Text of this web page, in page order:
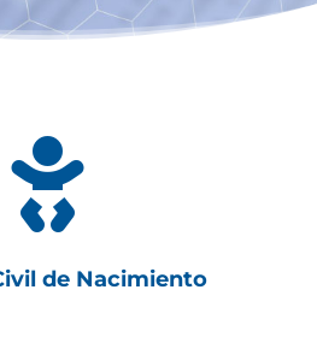

de Nacimiento